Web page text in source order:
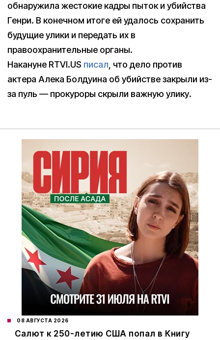
обнаружила жестокие кадры пыток и убийства
Генри. В конечном итоге ей удалось сохранить
будущие улики и передать их в
правоохранительные органы.
Накануне RTVI.US писал, что дело против
актера Алека Болдуина об убийстве закрыли из-
за пуль — прокуроры скрыли важную улику.
08 АВГУСТА 2026
Салют к 250-летию США попал в Книгу